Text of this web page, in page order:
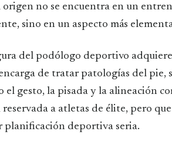
origen no se encuentra en un
sino en un aspecto más
del podólogo deportivo
de tratar patologías del pie,
el gesto, la pisada y la alineación
a atletas de élite, pero
planificación deportiva seria.